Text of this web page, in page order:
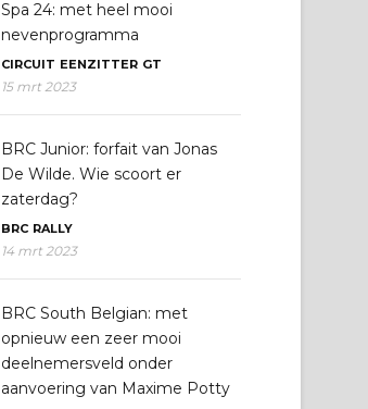
Spa 24: met heel mooi
nevenprogramma
CIRCUIT EENZITTER GT
15 mrt 2023
BRC Junior: forfait van Jonas
De Wilde. Wie scoort er
zaterdag?
BRC RALLY
14 mrt 2023
BRC South Belgian: met
opnieuw een zeer mooi
deelnemersveld onder
aanvoering van Maxime Potty